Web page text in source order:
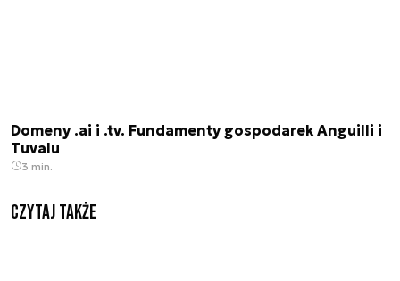
Domeny .ai i .tv. Fundamenty gospodarek Anguilli i
Tuvalu
3 min.
Czytaj także